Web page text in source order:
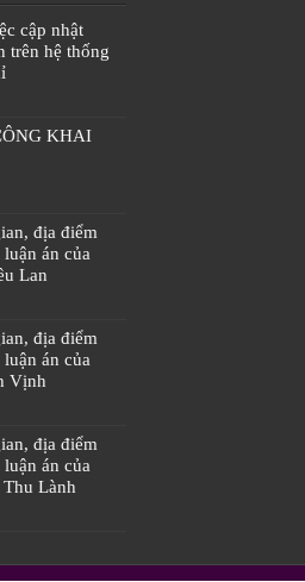
cập nhật
trên hệ thống
KHAI
địa điểm
án của
Lan
địa điểm
án của
Vịnh
địa điểm
án của
Lành